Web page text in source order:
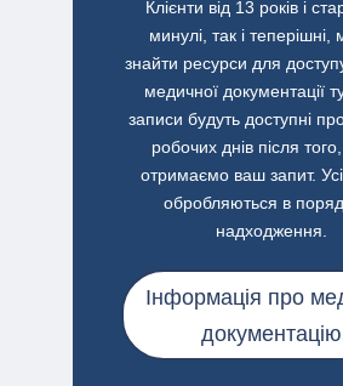
Клієнти від 13 років і
минулі, так і теперішні,
знайти ресурси для
медичної документації
записи будуть доступні
робочих днів після
отримаємо ваш запит.
обробляються в
надходження.
Інформація про
документацію